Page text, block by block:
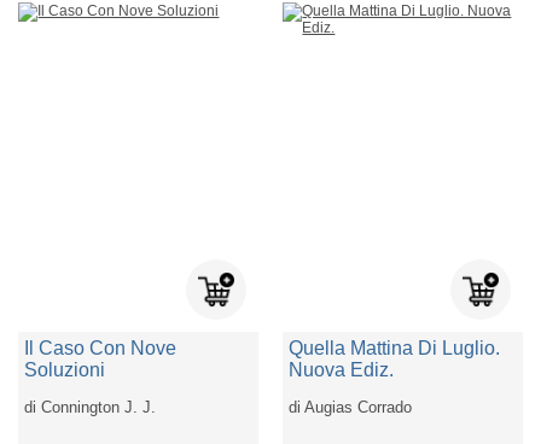
Il Caso Con Nove
Soluzioni
diConnington J. J.
Quella Mattina Di Luglio.
Nuova Ediz.
diAugias Corrado